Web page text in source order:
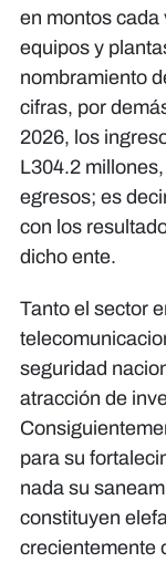
en montos cada
equipos y
nombramiento
cifras, por
2026, los
L304.2
egresos; es
con los
dicho ente.
Tanto el sector
seguridad
atracción de
para su
nada su
constituyen
crecientemente